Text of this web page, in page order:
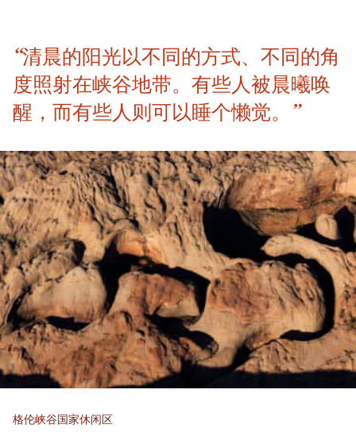
“清晨的阳光以不同的方式、不同的角
度照射在峡谷地带。有些人被晨曦唤
醒，而有些人则可以睡个懒觉。”
格伦峡谷国家休闲区